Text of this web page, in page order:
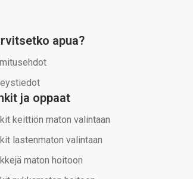
apua?
ja oppaat
keittiön maton valintaan
lastenmaton valintaan
maton hoitoon